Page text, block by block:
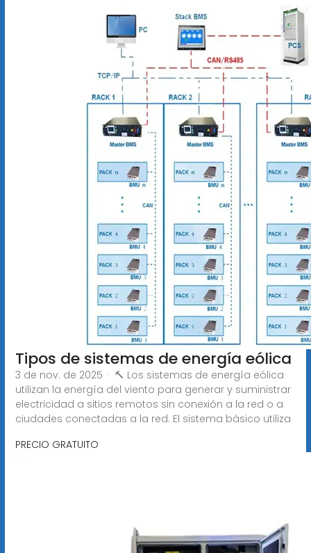
Tipos de sistemas de energía eólica
3 de nov. de 2025 · 🔨 Los sistemas de energía eólica
utilizan la energía del viento para generar y suministrar
electricidad a sitios remotos sin conexión a la red o a
ciudades conectadas a la red. El sistema básico utiliza
PRECIO GRATUITO